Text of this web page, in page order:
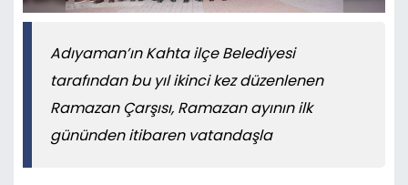
Adıyaman’ın Kahta ilçe Belediyesi
tarafından bu yıl ikinci kez düzenlenen
Ramazan Çarşısı, Ramazan ayının ilk
gününden itibaren vatandaşla